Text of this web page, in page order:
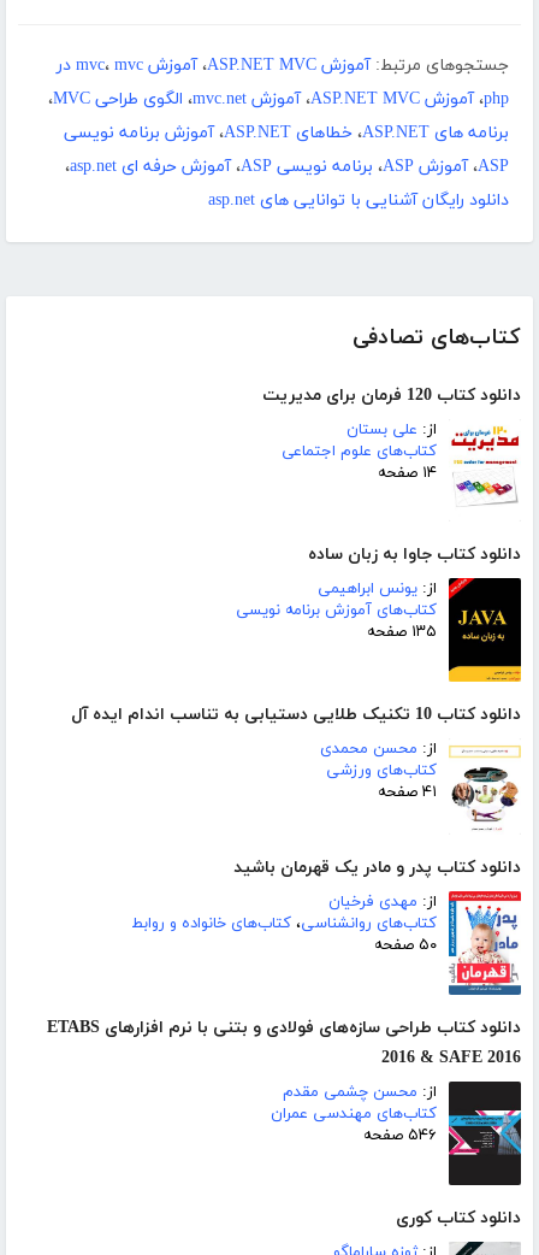
کتاب‌های تصادفی
دانلود کتاب 120 فرمان برای مدیریت
از: علی بستان
کتاب‌های علوم اجتماعی
۱۴ صفحه
دانلود کتاب جاوا به زبان ساده
از: یونس ابراهیمی
کتاب‌های آموزش برنامه نویسی
۱۳۵ صفحه
دانلود کتاب 10 تکنیک طلایی دستیابی به تناسب اندام ایده آل
از: محسن محمدی
کتاب‌های ورزشی
۴۱ صفحه
دانلود کتاب پدر و مادر یک قهرمان باشید
از: مهدی فرخیان
کتاب‌های روانشناسی، کتاب‌های خانواده و روابط
۵۰ صفحه
دانلود کتاب طراحی سازه‌های فولادی و بتنی با نرم افزارهای ETABS
2016 & SAFE 2016
از: محسن چشمی مقدم
کتاب‌های مهندسی عمران
۵۴۶ صفحه
دانلود کتاب کوری
جستجوهای مرتبط: آموزش ASP.NET MVC ،آموزش mvc ،
mvc در
php،آموزش ASP.NET MVC ،آموزش mvc.net ، الگوی طراحی MVC
،
برنامه های ASP.NET
، خطاهای ASP.NET ،آموزش برنامه نویسی
ASP،آموزش ASP ، برنامه نویسی ASP ،آموزش حرفه ای asp.net
،
دانلود رایگان آشنایی با توانایی های asp.net